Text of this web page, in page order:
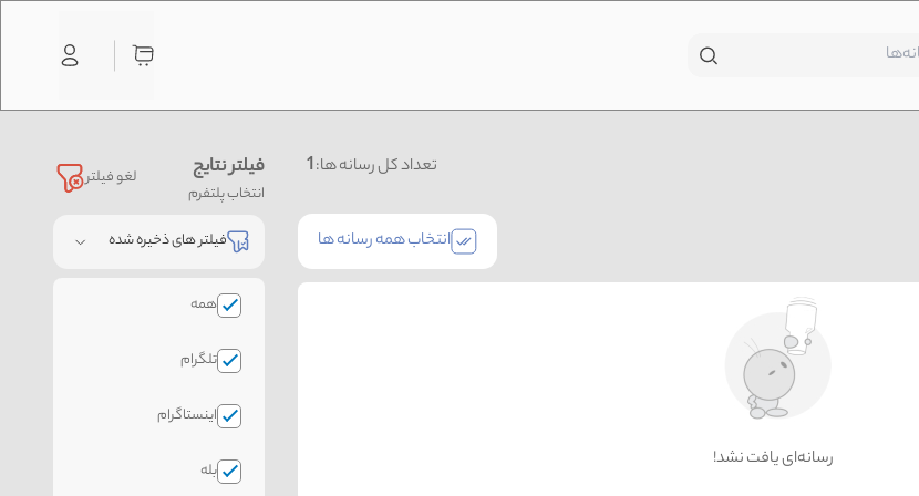
لغو فیلتر فیلتر نتایج
انتخاب پلتفرم
فیلتر های ذخیره شده
همه
تلگرام
اینستاگرام
بله
تعداد کل رسانه ها:1
انتخاب همه رسانه ها
!رسانه‌ای یافت نشد